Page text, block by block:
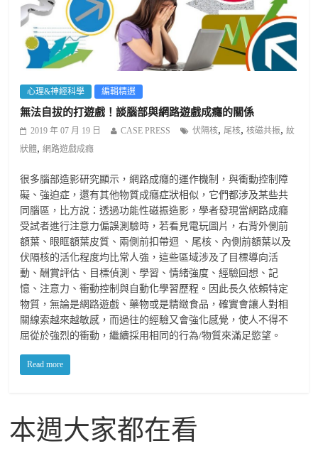
心理&神經科學 編輯精選
無法自拔的打遊戲！談腦部與網路遊戲成癮的關係
2019 年 07 月 19 日 CASE PRESS 伏隔核, 尾核,核磁共振,紋
狀體,網路遊戲成癮
很多腦部造影研究顯示，網路成癮的運作機制，與衝動控制障
礙、強迫症，還有其他物質成癮症狀相似，它們都涉及某些共
同腦區，比方說：透過功能性磁振造影，學者發現當網路成癮
受試者進行注意力偏誤測驗時，若看見電玩圖片，右背外側前
額葉、眼眶額葉皮質、兩側前扣帶迴 、尾核、內側前額葉以及
伏隔核的活化程度均比常人強，這些區域涉及了目標導向活
動、酬賞評估、目標偵測、學習、情緒強度、經驗回想、記
憶、注意力、衝動控制與自動化學習歷程。因此長久依賴特定
物質，無論是網路遊戲、藥物或是精緻食品，確實會讓人對相
關線索越來越敏感，而過往的經驗又會強化感覺，使人不得不
屈從於強烈的衝動，繼續採用相同的行為/物質來滿足慾望。
Read more
本週大家都在看